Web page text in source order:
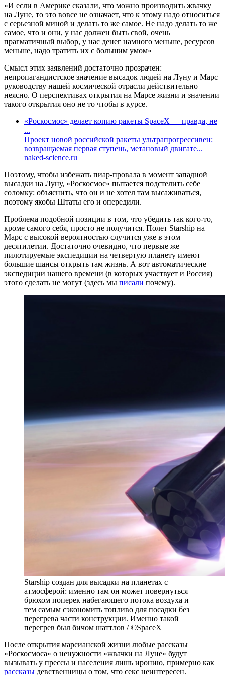
«И если в Америке сказали, что можно производить жвачку
на Луне, то это вовсе не означает, что к этому надо относиться
с серьезной миной и делать то же самое. Не надо делать то же
самое, что и они, у нас должен быть свой, очень
прагматичный выбор, у нас денег намного меньше, ресурсов
меньше, надо тратить их с большим умом»
Смысл этих заявлений достаточно прозрачен:
непропагандистское значение высадок людей на Луну и Марс
руководству нашей космической отрасли действительно
неясно. О перспективах открытия на Марсе жизни и значении
такого открытия оно не то чтобы в курсе.
«Роскосмос» делает копию ракеты SpaceX — правда, не
...
Проект новой российской ракеты ультрапрогрессивен:
возвращаемая первая ступень, метановый двигате...
naked-science.ru
Поэтому, чтобы избежать пиар-провала в момент западной
высадки на Луну, «Роскосмос» пытается подстелить себе
соломку: объяснить, что он и не хотел там высаживаться,
поэтому якобы Штаты его и опередили.
Проблема подобной позиции в том, что убедить так кого-то,
кроме самого себя, просто не получится. Полет Starship на
Марс с высокой вероятностью случится уже в этом
десятилетии. Достаточно очевидно, что первые же
пилотируемые экспедиции на четвертую планету имеют
большие шансы открыть там жизнь. А вот автоматические
экспедиции нашего времени (в которых участвует и Россия)
этого сделать не могут (здесь мы писали почему).
Starship создан для высадки на планетах с
атмосферой: именно там он может повернуться
брюхом поперек набегающего потока воздуха и
тем самым сэкономить топливо для посадки без
перегрева части конструкции. Именно такой
перегрев был бичом шаттлов / ©SpaceX
После открытия марсианской жизни любые рассказы
«Роскосмоса» о ненужности «жвачки на Луне» будут
вызывать у прессы и населения лишь иронию, примерно как
рассказы девственницы о том, что секс неинтересен.